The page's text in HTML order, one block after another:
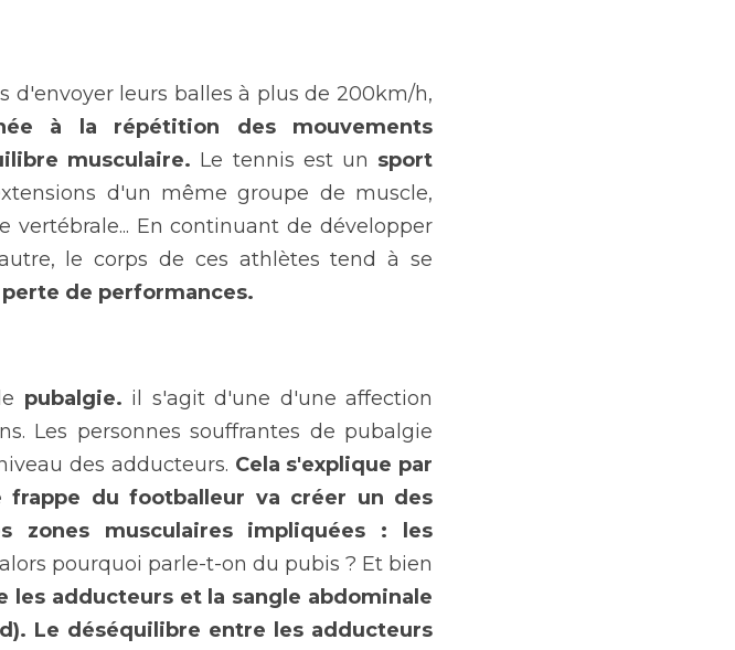
à la répétition des mouvements
musculaire. Le tennis est un sport
d'un même groupe de muscle,
En continuant de développer
le corps de ces athlètes tend à se
perte de performances.
pubalgie. il s'agit d'une d'une affection
Les personnes souffrantes de pubalgie
des adducteurs. Cela s'explique par
du footballeur va créer un des
zones musculaires impliquées : les
pourquoi parle-t-on du pubis ? Et bien
adducteurs et la sangle abdominale
Le déséquilibre entre les adducteurs